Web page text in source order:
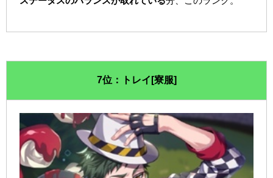
7位：トレイ[寮服]